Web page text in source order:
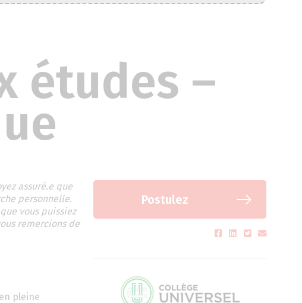
études –
assuré.e que
personnelle.
vous puissiez
remercions de
pleine
Postulez